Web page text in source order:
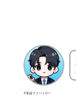
不動産アドバイザー